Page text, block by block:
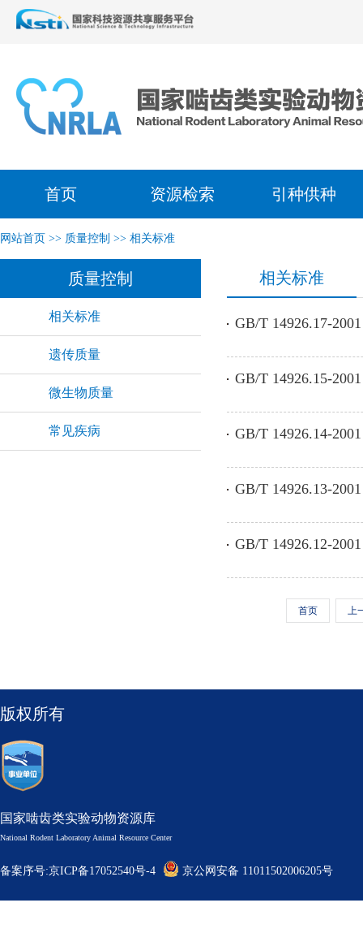
首页 资源检索 引种供种
网站首页 >> 质量控制 >> 相关标准
质量控制
相关标准
遗传质量
微生物质量
常见疾病
相关标准
GB/T 14926.17-
GB/T 14926.15-
GB/T 14926.14-
GB/T 14926.13-
GB/T 14926.12-
首页 上
版权所有
国家啮齿类实验动物资源库
National Rodent Laboratory Animal Resource Center
备案序号:京ICP备17052540号-4 京公网安备 11011502006205号